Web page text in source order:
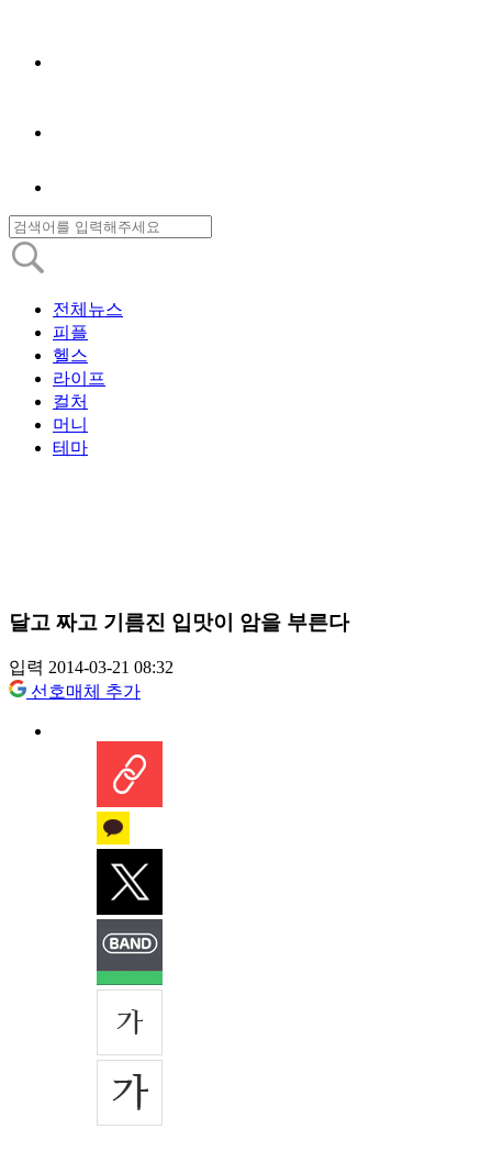
전체뉴스
피플
헬스
라이프
컬처
머니
테마
달고 짜고 기름진 입맛이 암을 부른다
입력 2014-03-21 08:32
선호매체 추가